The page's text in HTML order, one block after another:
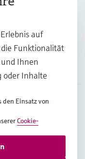
AG
auf
Funktionalität
Ihnen
oder Inhalte
den Einsatz von
Cookie-